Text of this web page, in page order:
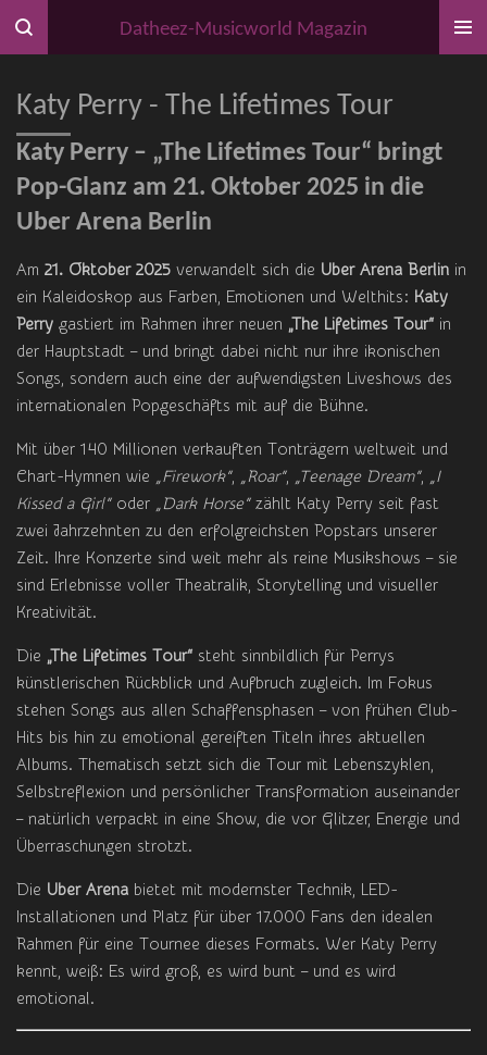
Zum
Hauptinhalt
Datheez-Musicworld Magazin
Katy Perry - The Lifetimes Tour
Katy Perry – „The Lifetimes Tour“ bringt
Pop-Glanz am 21. Oktober 2025 in die
Uber Arena Berlin
Am 21. Oktober 2025 verwandelt sich die Uber Arena Berlin in
ein Kaleidoskop aus Farben, Emotionen und Welthits: Katy
Perry gastiert im Rahmen ihrer neuen „The Lifetimes Tour“ in
der Hauptstadt – und bringt dabei nicht nur ihre ikonischen
Songs, sondern auch eine der aufwendigsten Liveshows des
internationalen Popgeschäfts mit auf die Bühne.
Mit über 140 Millionen verkauften Tonträgern weltweit und
Chart-Hymnen wie „Firework“, „Roar“, „Teenage Dream“, „I
Kissed a Girl“oder „Dark Horse“zählt Katy Perry seit fast
zwei Jahrzehnten zu den erfolgreichsten Popstars unserer
Zeit. Ihre Konzerte sind weit mehr als reine Musikshows – sie
sind Erlebnisse voller Theatralik, Storytelling und visueller
Kreativität.
Die „The Lifetimes Tour“ steht sinnbildlich für Perrys
künstlerischen Rückblick und Aufbruch zugleich. Im Fokus
stehen Songs aus allen Schaffensphasen – von frühen Club-
Hits bis hin zu emotional gereiften Titeln ihres aktuellen
Albums. Thematisch setzt sich die Tour mit Lebenszyklen,
Selbstreflexion und persönlicher Transformation auseinander
– natürlich verpackt in eine Show, die vor Glitzer, Energie und
Überraschungen strotzt.
Die Uber Arena bietet mit modernster Technik, LED-
Installationen und Platz für über 17.000 Fans den idealen
Rahmen für eine Tournee dieses Formats. Wer Katy Perry
kennt, weiß: Es wird groß, es wird bunt – und es wird
emotional.